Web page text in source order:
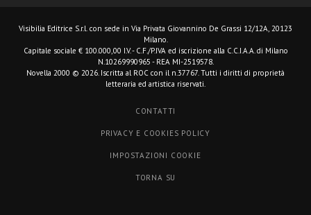
Visibilia Editrice S.r.l. con sede in Via Privata Giovannino De Grassi 12/12A, 20123
Milano.
Capitale sociale € 100.000,00 I.V. - C.F./P.IVA ed iscrizione alla C.C.I.A.A. di Milano
N.10269990965 - REA MI-2519578.
Novella 2000 © 2026. Iscritta al ROC con il n.37767. Tutti i diritti di proprietà
letteraria ed artistica riservati.
CONTATTI
PRIVACY E COOKIES POLICY
IMPOSTAZIONI COOKIE
TORNA SU